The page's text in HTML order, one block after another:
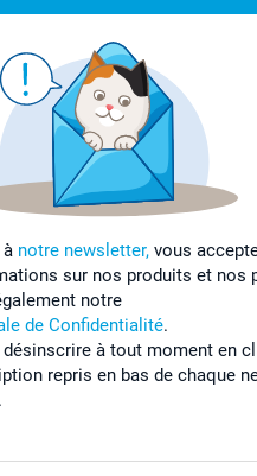
notre newsletter, vous
sur nos produits et nos
notre
de Confidentialité.
à tout moment en
repris en bas de chaque